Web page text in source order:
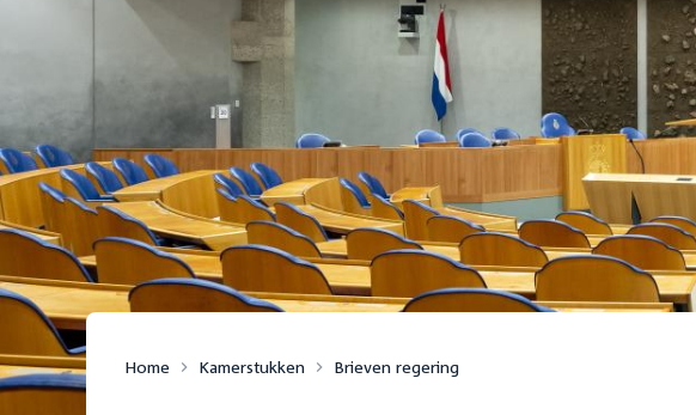
Home Kamerstukken Brieven regering